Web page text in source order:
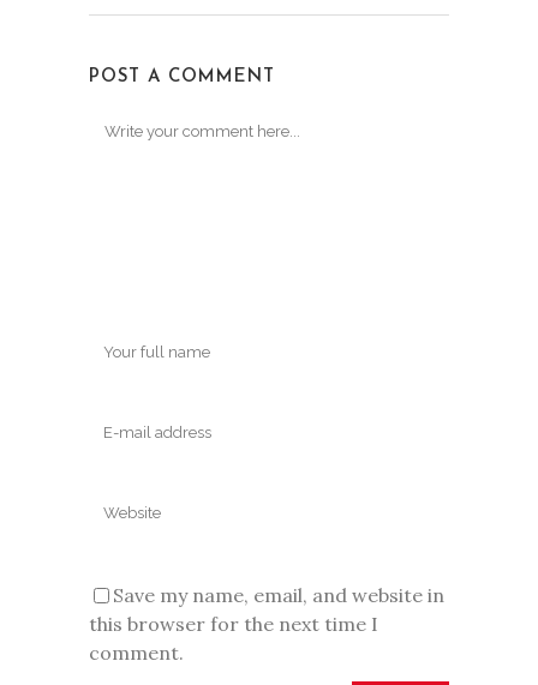
POST A COMMENT
Save my name, email, and website in
this browser for the next time I
comment.